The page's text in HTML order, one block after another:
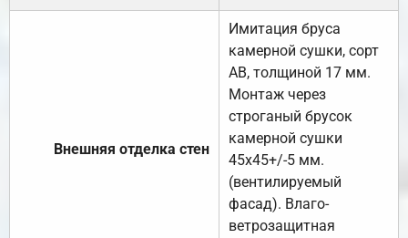
Внешняя отделка стен
Имитация бруса
камерной сушки, сорт
АВ, толщиной 17 мм.
Монтаж через
строганый брусок
камерной сушки
45х45+/-5 мм.
(вентилируемый
фасад). Влаго-
ветрозащитная